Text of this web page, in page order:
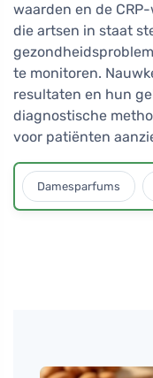
waarden en de
die artsen in staat
te monitoren.
resultaten en hun
diagnostische
voor patiënten
Damesparfums